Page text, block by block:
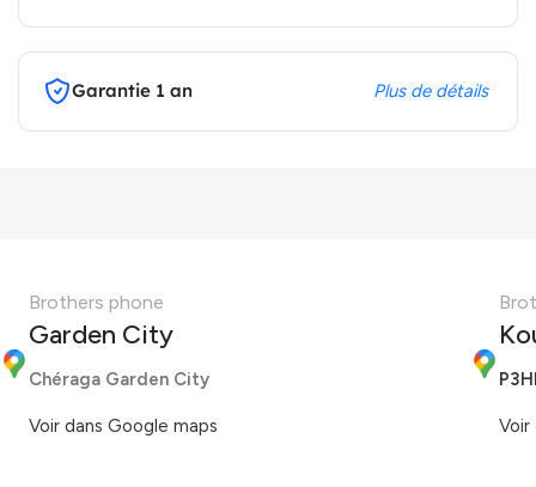
Garantie 1 an Plus de détails
Brothers phone
Garden City
Chéraga Garden City
Voir dans Google maps Voir